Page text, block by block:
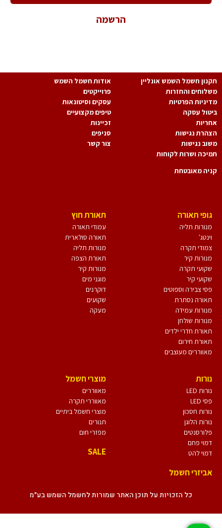
הרשמה
חשמל השמש אונליין
והחזרות
הפרטיות
עסקה
נגישות
נגישות
ושרות לקוחות
אודות חשמל השמש
פרוייקטים
עסקים וסיטונאות
טיפים מקצועיים
זכיינות
סניפים
צור קשר
מאובטחת
גופי תאורה
מנורות תליה
וינטג'
צמודי תקרה
מנורות קיר
שקועי תקרה
שקועי קיר
פסי צבירה וספוטים
תאורה נסתרת
מנורות עמידה
מנורות שולחן
תאורת חדרי ילדים
תאורת חירום
מאווררים מעוצבים
תאורת חוץ
עמודי תאורה
תאורה סולארית
מנורות תליה
תאורת הצפה
מנורות קיר
מוגני מים
דוקרנים
שקועים
מעקה
נורות
נורות LED
פסי LED
נורות חסכון
נורות הלוגן
פלורסנטים
דמוי פחם
דמוי להט
אביזרי חשמל
מוצרי חשמל
מאווררים
מאווררי תקרה
מוצרי חשמל ביתיים
תנורים
מפזרי חום
SALE
כל הזכויות על תוכן האתר שמורות לחשמל השמש בע״מ